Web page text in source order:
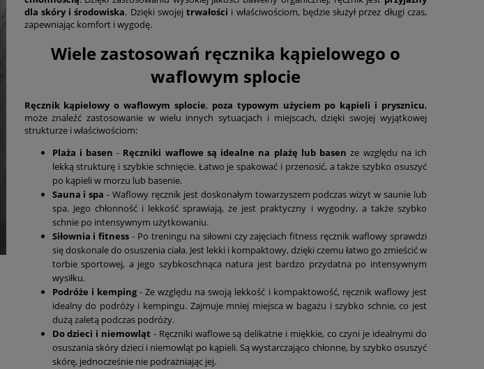
dla skóry i środowiska. Dzięki swojejtrwałości i właściwościom, będzie służył przez długi czas,
zapewniając komfort i wygodę.
Wiele zastosowań ręcznika kąpielowego o
waflowym splocie
Ręcznik kąpielowy o waflowym splocie, poza typowym użyciem po kąpieli i prysznicu,
może znaleźć zastosowanie w wielu innych sytuacjach i miejscach, dzięki swojej wyjątkowej
strukturze i właściwościom:
Plaża i basen - Ręczniki waflowe są idealne na plażę lub basen ze względu na ich
lekką strukturę i szybkie schnięcie. Łatwo je spakować i przenosić, a także szybko osuszyć
po kąpieli w morzu lub basenie.
Sauna i spa - Waflowy ręcznik jest doskonałym towarzyszem podczas wizyt w saunie lub
spa. Jego chłonność i lekkość sprawiają, że jest praktyczny i wygodny, a także szybko
schnie po intensywnym użytkowaniu.
Siłownia i fitness - Po treningu na siłowni czy zajęciach fitness ręcznik waflowy sprawdzi
się doskonale do osuszenia ciała. Jest lekki i kompaktowy, dzięki czemu łatwo go zmieścić w
torbie sportowej, a jego szybkoschnąca natura jest bardzo przydatna po intensywnym
wysiłku.
Podróże i kemping- Ze względu na swoją lekkość i kompaktowość, ręcznik waflowy jest
idealny do podróży i kempingu. Zajmuje mniej miejsca w bagażu i szybko schnie, co jest
dużą zaletą podczas podróży.
Do dzieci i niemowląt - Ręczniki waflowe są delikatne i miękkie, co czyni je idealnymi do
osuszania skóry dzieci i niemowląt po kąpieli. Są wystarczająco chłonne, by szybko osuszyć
skórę, jednocześnie nie podrażniając jej.